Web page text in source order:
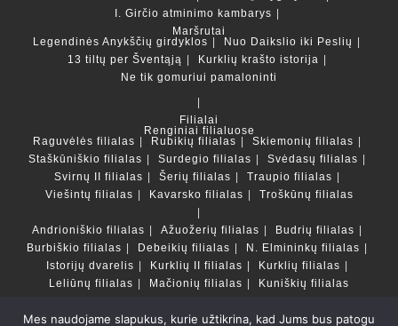
I. Girčio atminimo kambarys
Maršrutai
Legendinės Anykščių girdyklos
Nuo Daikslio iki Peslių
13 tiltų per Šventąją
Kurklių krašto istorija
Ne tik gomuriui pamaloninti
Filialai
Renginiai filialuose
Raguvėlės filialas
Rubikių filialas
Skiemonių filialas
Staškūniškio filialas
Surdegio filialas
Svėdasų filialas
Svirnų II filialas
Šerių filialas
Traupio filialas
Viešintų filialas
Kavarsko filialas Troškūnų filialas
Andrioniškio filialas Ažuožerių filialas
Budrių filialas
Burbiškio filialas
Debeikių filialas
N. Elmininkų filialas
Istorijų dvarelis
Kurklių II filialas
Kurklių filialas
Leliūnų filialas
Mačionių filialas Kuniškių filialas
Mes naudojame slapukus, kurie užtikrina, kad Jums bus patogu